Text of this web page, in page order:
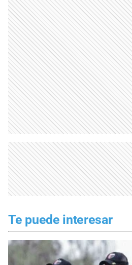
Te puede interesar